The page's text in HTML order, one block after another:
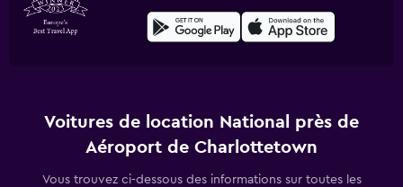
Voitures de location National près de
Aéroport de Charlottetown
Vous trouvez ci-dessous des informations sur toutes les